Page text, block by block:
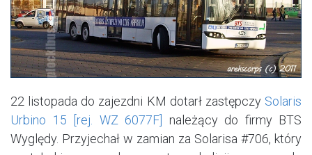
22 listopada do zajezdni KM dotarł zastępczy Solaris
Urbino 15 [rej. WZ 6077F] należący do firmy BTS
Wyględy. Przyjechał w zamian za Solarisa #706, który